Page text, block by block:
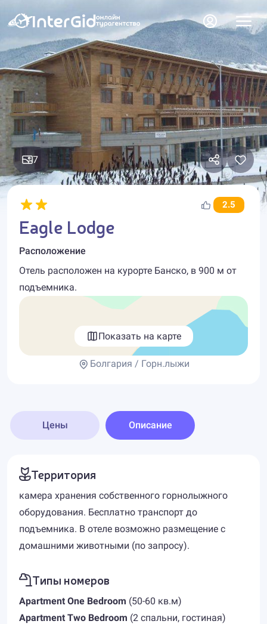
7
2.5
Eagle Lodge
Расположение
Отель расположен на курорте Банско, в 900 м от
подъемника.
Показать на карте
Болгария / Горн.лыжи
Цены Описание
Территория
камера хранения собственного горнолыжного
оборудования. Бесплатно транспорт до
подъемника. В отеле возможно размещение с
домашними животными (по запросу).
Типы номеров
Apartment One Bedroom (50-60 кв.м)
Apartment Two Bedroom (2 спальни, гостиная)